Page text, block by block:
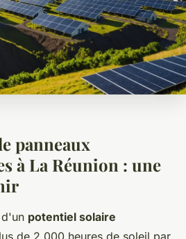
panneaux
à La Réunion : une
potentiel solaire